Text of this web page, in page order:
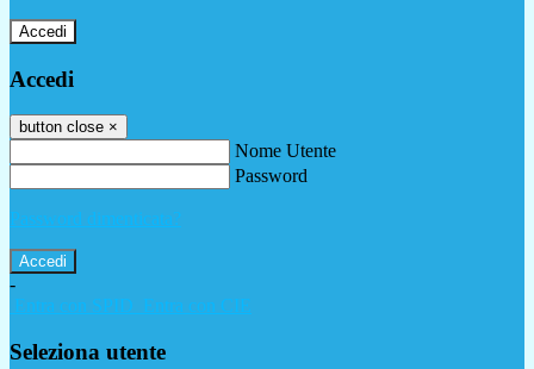
Accedi
Accedi
button close ×
Nome Utente
Password
Password dimenticata?
-
Entra con SPID
Entra con CIE
Seleziona utente